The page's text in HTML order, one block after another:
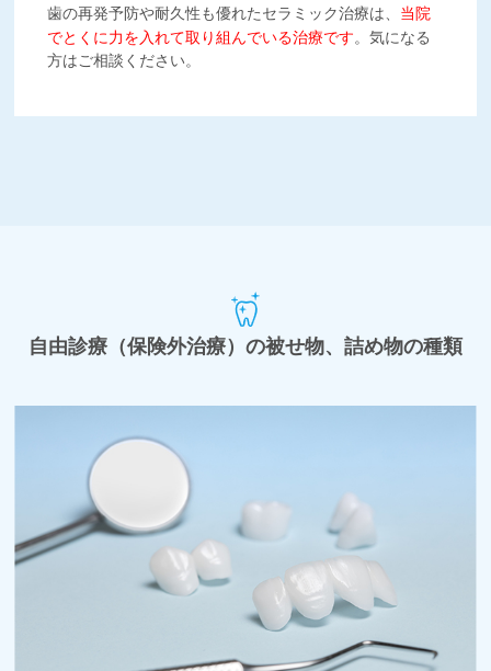
歯の再発予防や耐久性も優れたセラミック治療は、 当院
でとくに力を入れて取り組んでいる治療です。気になる
方はご相談ください。
自由診療（保険外治療）の被せ物、詰め物の種類